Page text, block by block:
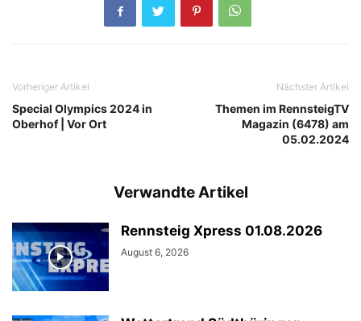
Vorheriger Artikel
Special Olympics 2024 in
Oberhof | Vor Ort
Nächster Artikel
Themen im RennsteigTV
Magazin (6478) am
05.02.2024
Verwandte Artikel
Rennsteig Xpress 01.08.2026
August 6, 2026